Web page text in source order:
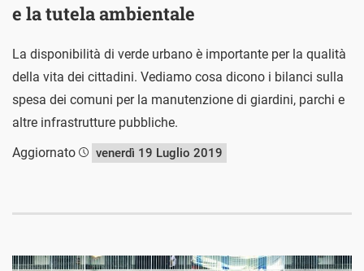
e la tutela ambientale
La disponibilità di verde urbano è importante per la qualità
della vita dei cittadini. Vediamo cosa dicono i bilanci sulla
spesa dei comuni per la manutenzione di giardini, parchi e
altre infrastrutture pubbliche.
Aggiornato
venerdì 19 Luglio 2019